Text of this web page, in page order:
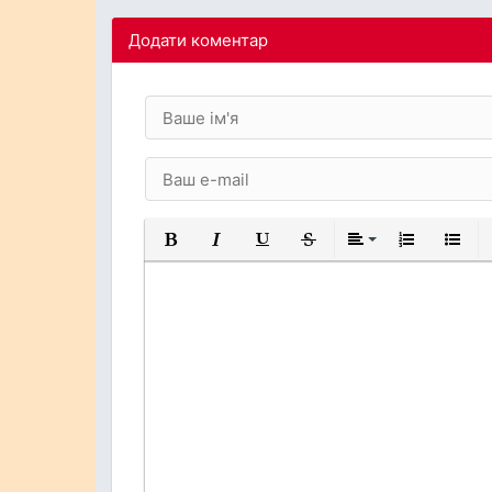
Додати коментар
ЖирнийКурсивПідкреслений
ЗакресленийВирівнювання